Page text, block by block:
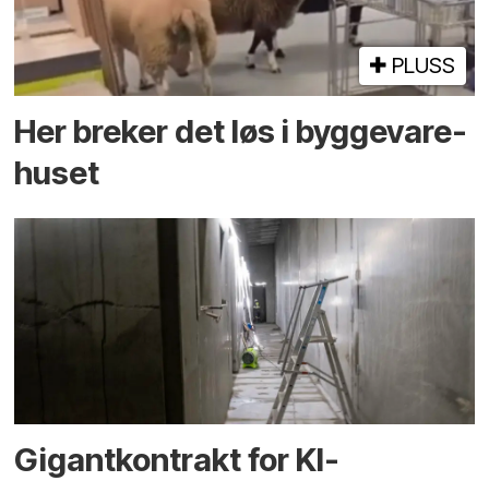
PLUSS
Her breker det løs i bygge­vare­
huset
Gigantkontrakt for KI-